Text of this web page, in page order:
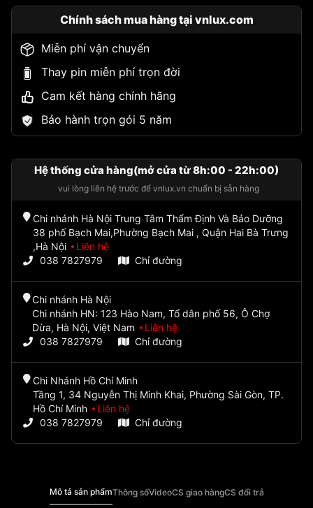
Chính sách mua hàng tại vnlux.com
Miễn phí vận chuyển
Thay pin miễn phí trọn đời
Cam kết hàng chính hãng
Bảo hành trọn gói 5 năm
Hệ thống cửa hàng(mở cửa từ 8h:00 - 22h:00)
vui lòng liên hệ trước để vnlux.vn chuẩn bị sẵn hàng
Chi nhánh Hà Nội Trung Tâm Thẩm Định Và Bảo Dưỡng
38 phố Bạch Mai,Phường Bạch Mai , Quận Hai Bà Trưng
,Hà Nội
Liên hệ
038 7827979
Chỉ đường
Chi nhánh Hà Nội
Chi nhánh HN: 123 Hào Nam, Tổ dân phố 56, Ô Chợ
Dừa, Hà Nội, Việt Nam
Liên hệ
038 7827979
Chỉ đường
Chi Nhánh Hồ Chí Minh
Tầng 1, 34 Nguyễn Thị Minh Khai, Phường Sài Gòn, TP.
Hồ Chí Minh
Liên hệ
038 7827979
Chỉ đường
Mô tả sản phẩmThông sốVideoCS giao hàngCS đổi trả